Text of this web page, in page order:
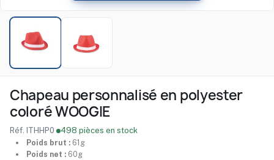
Chapeau personnalisé en polyester
coloré WOOGIE
Réf. ITHHP0· 498 pièces en stock
Poids brut :61g
Poids net :60g